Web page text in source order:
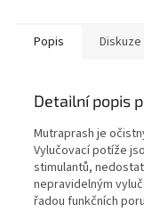
Popis Diskuze
Detailní popis
Mutraprash je
Vylučovací potíže
stimulantů,
nepravidelným
řadou funkčních